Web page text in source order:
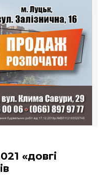
«довгі